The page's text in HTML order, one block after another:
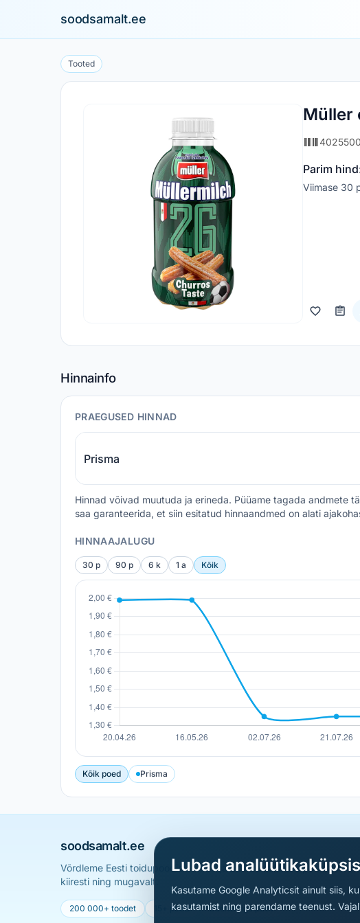
soodsamalt.ee
Tooted
Müller
Parim
Viimase 30
Hinnainfo
PRAEGUSED HINNAD
Prisma
Hinnad võivad muutuda ja erineda. Püüame tagada andmete
saa garanteerida, et siin esitatud hinnaandmed on alati
HINNAAJALUGU
30 p 90 p 6 k 1 a Kõik
Kõik poed Prisma
soodsamalt.ee
Võrdleme Eesti toidupoodide hindu ja aitame sul leida parimad
kiiresti ning mugavalt.
200 000+ toodet 15+ poodi Uueneb iga päev
Lubad
Kasutame Google Analyticsit ainult siis,
kasutamist ning parendame teenust.